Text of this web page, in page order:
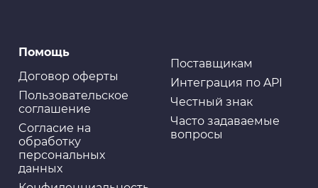
Помощь
Договор оферты
Пользовательское
соглашение
Cогласие на
обработку
персональных
данных
Поставщикам
Интеграция по API
Честный знак
Часто задаваемые
вопросы